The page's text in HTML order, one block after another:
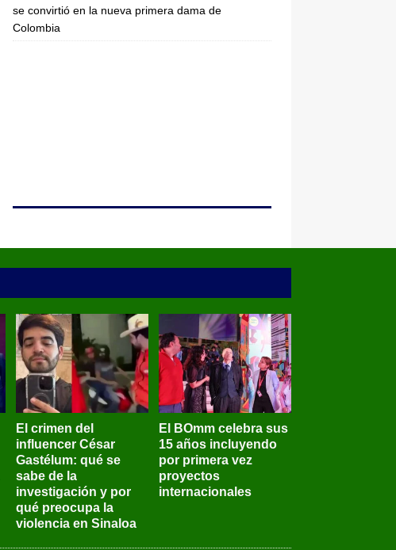
se convirtió en la nueva primera dama de
Colombia
El crimen del
influencer César
Gastélum: qué se
sabe de la
investigación y por
qué preocupa la
violencia en Sinaloa
El BOmm celebra sus
15 años incluyendo
por primera vez
proyectos
internacionales